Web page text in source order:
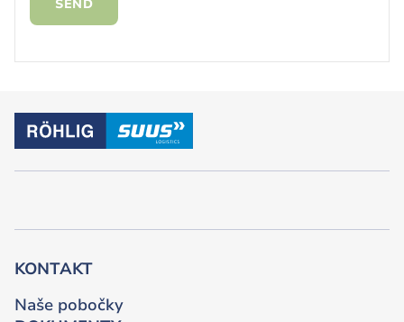
SEND
KONTAKT
Naše pobočky